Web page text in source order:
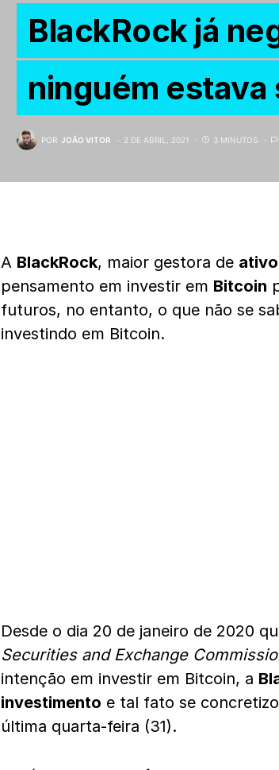
BlackRock já
ninguém estava
POR JOÃO VITOR 2 DE ABRIL, 2021 3 MINUTOS
A BlackRock, maior gestora de
pensamento em investir em Bitcoin
futuros, no entanto, o que não se
investindo em Bitcoin.
Desde o dia 20 de janeiro de 2020
Securities and Exchange
intenção em investir em Bitcoin, a
investimento e tal fato se
última quarta-feira (31).